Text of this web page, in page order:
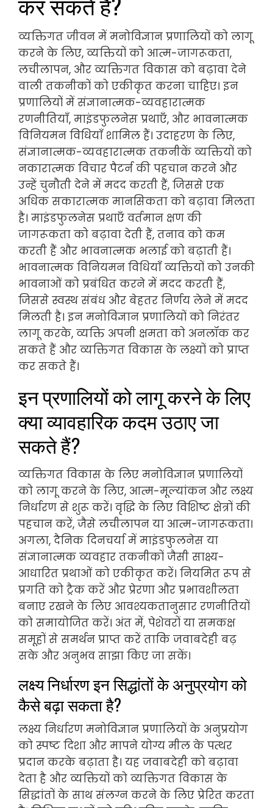
व्यक्तिगत जीवन में मनोविज्ञान प्रणालियों को लागू
करने के लिए, व्यक्तियों को आत्म-जागरूकता,
लचीलापन, और व्यक्तिगत विकास को बढ़ावा देने
वाली तकनीकों को एकीकृत करना चाहिए। इन
प्रणालियों में संज्ञानात्मक-व्यवहारात्मक
रणनीतियाँ, माइंडफुलनेस प्रथाएँ, और भावनात्मक
विनियमन विधियाँ शामिल हैं। उदाहरण के लिए,
संज्ञानात्मक-व्यवहारात्मक तकनीकें व्यक्तियों को
नकारात्मक विचार पैटर्न की पहचान करने और
उन्हें चुनौती देने में मदद करती हैं, जिससे एक
अधिक सकारात्मक मानसिकता को बढ़ावा मिलता
है। माइंडफुलनेस प्रथाएँ वर्तमान क्षण की
जागरूकता को बढ़ावा देती हैं, तनाव को कम
करती हैं और भावनात्मक भलाई को बढ़ाती हैं।
भावनात्मक विनियमन विधियाँ व्यक्तियों को उनकी
भावनाओं को प्रबंधित करने में मदद करती हैं,
जिससे स्वस्थ संबंध और बेहतर निर्णय लेने में मदद
मिलती है। इन मनोविज्ञान प्रणालियों को निरंतर
लागू करके, व्यक्ति अपनी क्षमता को अनलॉक कर
सकते हैं और व्यक्तिगत विकास के लक्ष्यों को प्राप्त
कर सकते हैं।
इन प्रणालियों को लागू करने के लिए
क्या व्यावहारिक कदम उठाए जा
सकते हैं?
व्यक्तिगत विकास के लिए मनोविज्ञान प्रणालियों
को लागू करने के लिए, आत्म-मूल्यांकन और लक्ष्य
निर्धारण से शुरू करें। वृद्धि के लिए विशिष्ट क्षेत्रों की
पहचान करें, जैसे लचीलापन या आत्म-जागरूकता।
अगला, दैनिक दिनचर्या में माइंडफुलनेस या
संज्ञानात्मक व्यवहार तकनीकों जैसी साक्ष्य-
आधारित प्रथाओं को एकीकृत करें। नियमित रूप से
प्रगति को ट्रैक करें और प्रेरणा और प्रभावशीलता
बनाए रखने के लिए आवश्यकतानुसार रणनीतियों
को समायोजित करें। अंत में, पेशेवरों या समकक्ष
समूहों से समर्थन प्राप्त करें ताकि जवाबदेही बढ़
सके और अनुभव साझा किए जा सकें।
लक्ष्य निर्धारण इन सिद्धांतों के अनुप्रयोग को
कैसे बढ़ा सकता है?
लक्ष्य निर्धारण मनोविज्ञान प्रणालियों के अनुप्रयोग
को स्पष्ट दिशा और मापने योग्य मील के पत्थर
प्रदान करके बढ़ाता है। यह जवाबदेही को बढ़ावा
देता है और व्यक्तियों को व्यक्तिगत विकास के
सिद्धांतों के साथ संलग्न करने के लिए प्रेरित करता